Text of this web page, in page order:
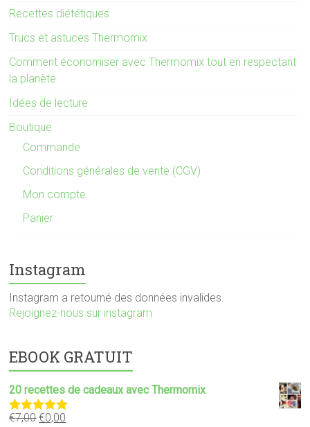
Recettes diététiques
Trucs et astuces Thermomix
Comment économiser avec Thermomix tout en respectant
la planète
Idées de lecture
Boutique
Commande
Conditions générales de vente (CGV)
Mon compte
Panier
Instagram
Instagram a retourné des données invalides.
Rejoignez-nous sur instagram
EBOOK GRATUIT
20 recettes de cadeaux avec Thermomix
Note5.00
€7,00 €0,00